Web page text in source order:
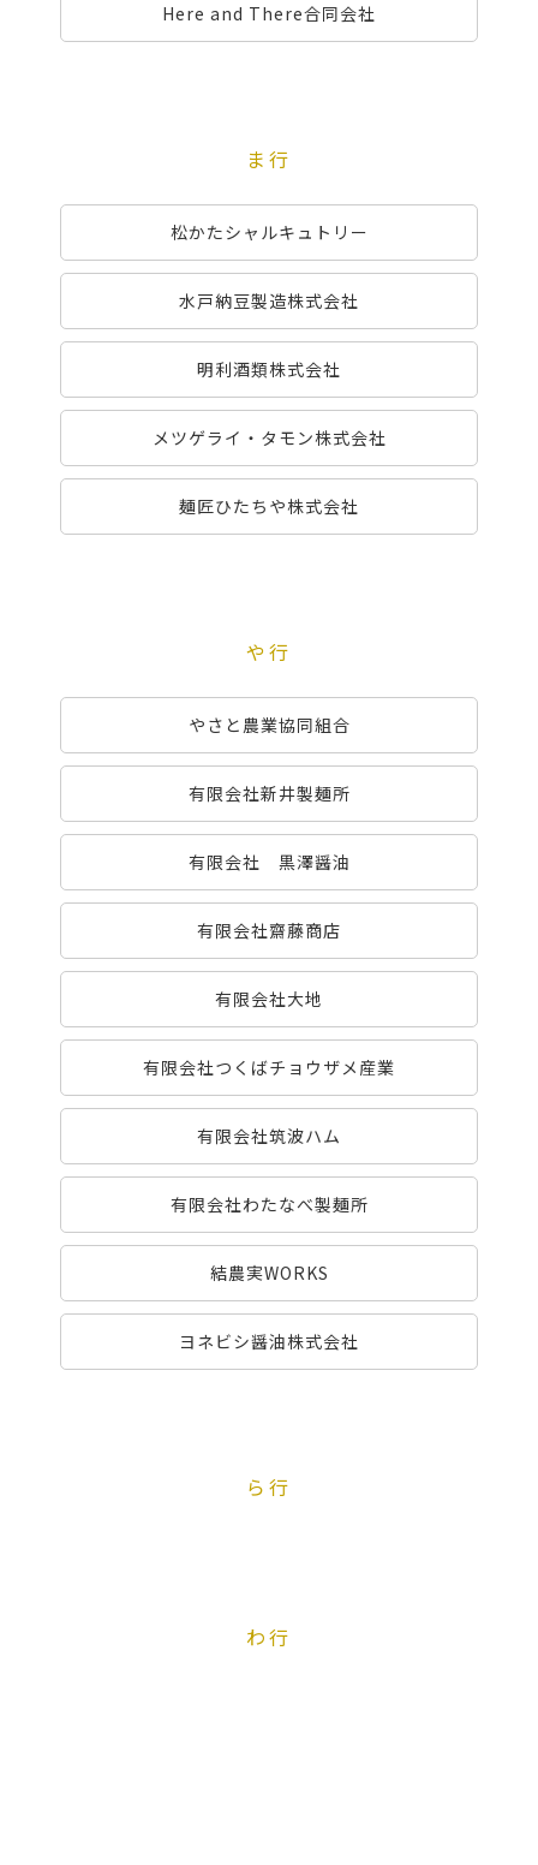
Here and There合同会社
ま行
松かたシャルキュトリー
水戸納豆製造株式会社
明利酒類株式会社
メツゲライ・タモン株式会社
麺匠ひたちや株式会社
や行
やさと農業協同組合
有限会社新井製麺所
有限会社 黒澤醤油
有限会社齋藤商店
有限会社大地
有限会社つくばチョウザメ産業
有限会社筑波ハム
有限会社わたなべ製麺所
結農実WORKS
ヨネビシ醤油株式会社
ら行
わ行